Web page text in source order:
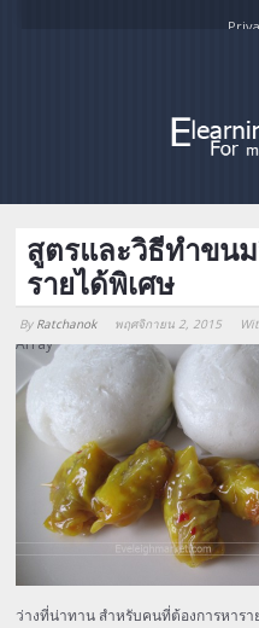
สูตรและวิธีทำขน
รายได้พิเศษ
By Ratchanok พฤศจิกายน 2, 2015
Array
ว่างที่น่าทาน สำหรับคนที่ต้องการหาร